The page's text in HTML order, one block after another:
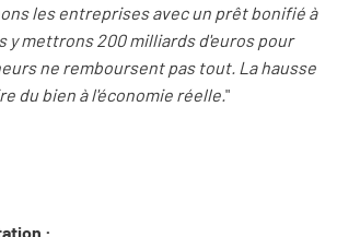
les entreprises avec un prêt bonifié à
y mettrons 200 milliards d'euros pour
ne remboursent pas tout. La hausse
du bien à l'économie réelle."
: